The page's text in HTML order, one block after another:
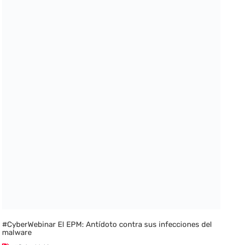
#CyberWebinar El EPM: Antídoto contra sus infecciones del
malware